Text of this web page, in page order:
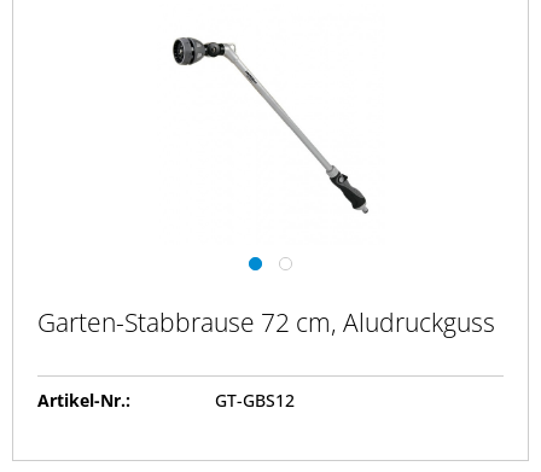
Garten-Stabbrause 72 cm, Aludruckguss
Artikel-Nr.: GT-GBS12